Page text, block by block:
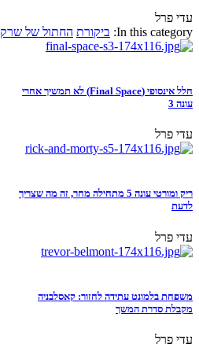
עדי פרל
In this category: ביקורת החתול של שרק 2: משאלה אחת ודי
חלל אינסופי (Final Space) לא תמשיך אחרי
עונה 3
עדי פרל
ריק ומורטי עונה 5 מתחילה מחר, זה מה שצריך
לדעת
עדי פרל
משפחת בלמונט עתידה לחזור: קאסלבניה
מקבלת סדרת המשך
עדי פרל